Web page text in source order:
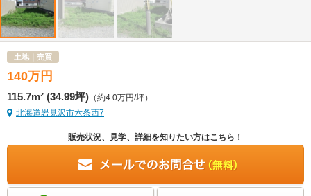
土地｜売買
140万 円
115.7m² (34.99坪) （約4.0万円/坪）
北海道岩見沢市六条西7
販売状況、見学、詳細を知りたい方はこちら！